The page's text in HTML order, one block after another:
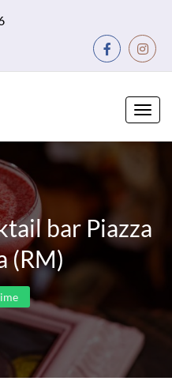
bar Piazza
(RM)